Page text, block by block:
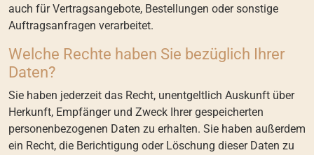
auch für Vertragsangebote, Bestellungen oder sonstige
Auftragsanfragen verarbeitet.
Welche Rechte haben Sie bezüglich Ihrer
Daten?
Sie haben jederzeit das Recht, unentgeltlich Auskunft über
Herkunft, Empfänger und Zweck Ihrer gespeicherten
personenbezogenen Daten zu erhalten. Sie haben außerdem
ein Recht, die Berichtigung oder Löschung dieser Daten zu